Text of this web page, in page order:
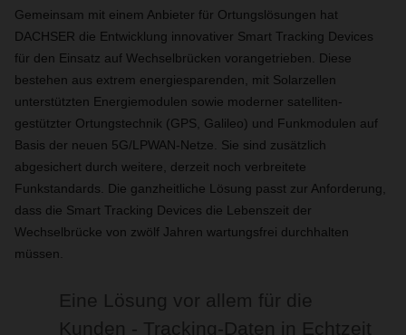
Gemeinsam mit einem Anbieter für Ortungslösungen hat
DACHSER die Entwicklung innovativer Smart Tracking Devices
für den Einsatz auf Wechselbrücken vorangetrieben. Diese
bestehen aus extrem energiesparenden, mit Solarzellen
unterstützten Energiemodulen sowie moderner satelliten-
gestützter Ortungstechnik (GPS, Galileo) und Funkmodulen auf
Basis der neuen 5G/LPWAN-Netze. Sie sind zusätzlich
abgesichert durch weitere, derzeit noch verbreitete
Funkstandards. Die ganzheitliche Lösung passt zur Anforderung,
dass die Smart Tracking Devices die Lebenszeit der
Wechselbrücke von zwölf Jahren wartungsfrei durchhalten
müssen.
Eine Lösung vor allem für die
Kunden - Tracking-Daten in Echtzeit